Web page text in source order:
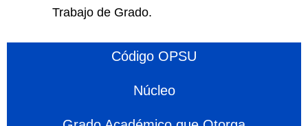
Trabajo de Grado.
Código OPSU
Núcleo